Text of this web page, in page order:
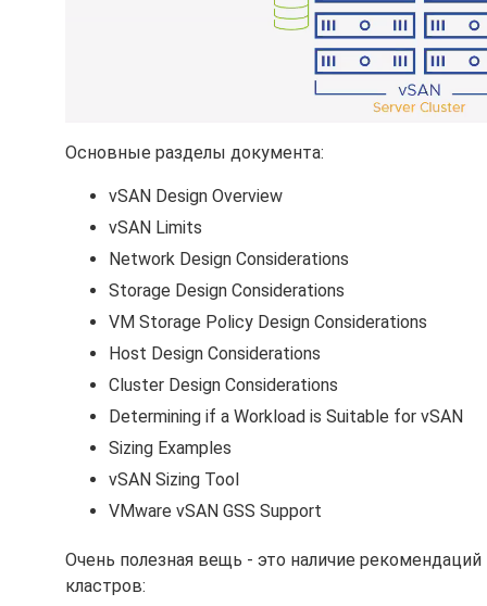
Основные разделы документа:
vSAN Design Overview
vSAN Limits
Network Design Considerations
Storage Design Considerations
VM Storage Policy Design Considerations
Host Design Considerations
Cluster Design Considerations
Determining if a Workload is Suitable for vSAN
Sizing Examples
vSAN Sizing Tool
VMware vSAN GSS Support
Очень полезная вещь - это наличие
кластров: